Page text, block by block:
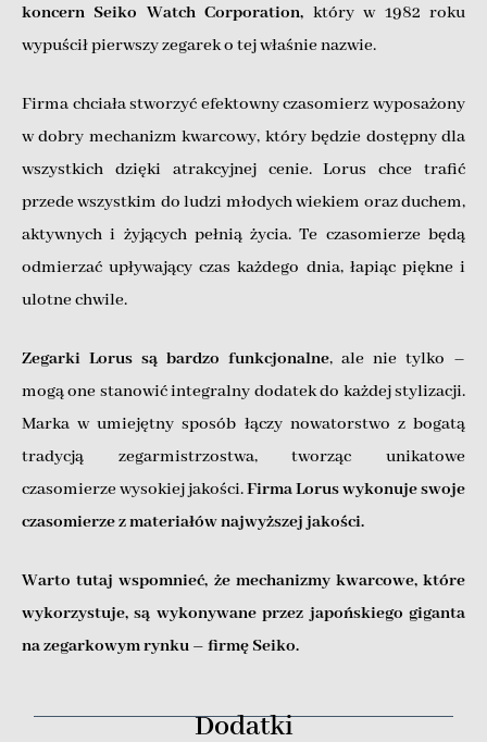
koncern Seiko Watch Corporation, który w 1982 roku
wypuścił pierwszy zegarek o tej właśnie nazwie.
Firma chciała stworzyć efektowny czasomierz wyposażony
w dobry mechanizm kwarcowy, który będzie dostępny dla
wszystkich dzięki atrakcyjnej cenie. Lorus chce trafić
przede wszystkim do ludzi młodych wiekiem oraz duchem,
aktywnych i żyjących pełnią życia. Te czasomierze będą
odmierzać upływający czas każdego dnia, łapiąc piękne i
ulotne chwile.
Zegarki Lorus są bardzo funkcjonalne, ale nie tylko –
mogą one stanowić integralny dodatek do każdej stylizacji.
Marka w umiejętny sposób łączy nowatorstwo z bogatą
tradycją zegarmistrzostwa, tworząc unikatowe
czasomierze wysokiej jakości.Firma Lorus wykonuje swoje
czasomierze z materiałów najwyższej jakości.
Warto tutaj wspomnieć, że mechanizmy kwarcowe, które
wykorzystuje, są wykonywane przez japońskiego giganta
na zegarkowym rynku – firmę Seiko.
Dodatki